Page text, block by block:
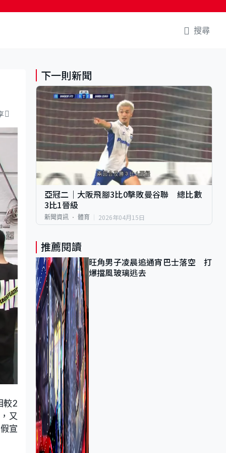
搜尋
較2
又
宣
下一則新聞
亞冠二｜大阪飛腳3比0擊敗曼谷聯 總比數
3比1晉級
新聞資訊 體育 2026年04月15日
推薦閱讀
旺角男子凌晨追通宵巴士落空 打
爆擋風玻璃逃去